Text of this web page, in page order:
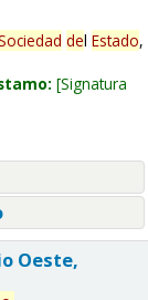
del Estado,
Signatura
Oeste,